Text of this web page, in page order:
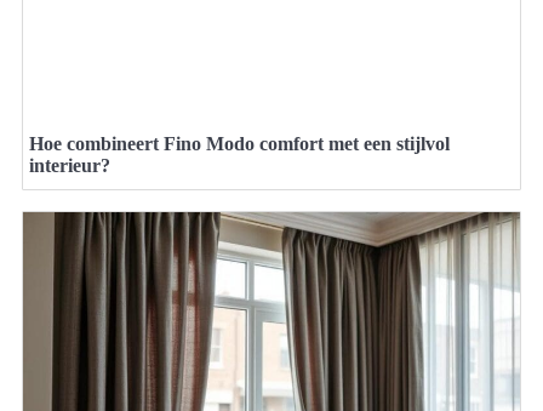
Hoe combineert Fino Modo comfort met een stijlvol
interieur?